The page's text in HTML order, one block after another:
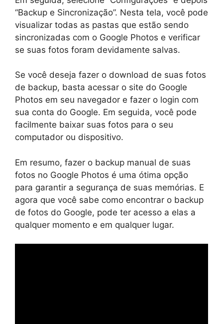
“Backup e Sincronização”. Nesta tela, você pode
visualizar todas as pastas que estão sendo
sincronizadas com o Google Photos e verificar
se suas fotos foram devidamente salvas.
Se você deseja fazer o download de suas fotos
de backup, basta acessar o site do Google
Photos em seu navegador e fazer o login com
sua conta do Google. Em seguida, você pode
facilmente baixar suas fotos para o seu
computador ou dispositivo.
Em resumo, fazer o backup manual de suas
fotos no Google Photos é uma ótima opção
para garantir a segurança de suas memórias. E
agora que você sabe como encontrar o backup
de fotos do Google, pode ter acesso a elas a
qualquer momento e em qualquer lugar.